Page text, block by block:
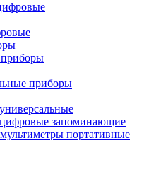
приборы
приборы
запоминающие
портативные